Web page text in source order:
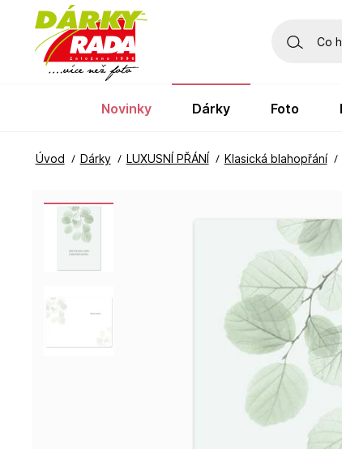
Úvod Dárky LUXUSNÍ PŘÁNÍ Klasická blahopřání
novinky dárky foto